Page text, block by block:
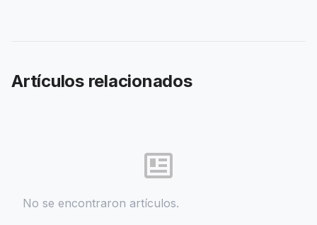
Artículos relacionados
No se encontraron artículos.